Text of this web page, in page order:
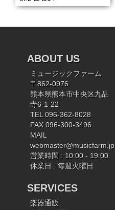
ABOUT US
ミュージックファーム
〒862-0976
熊本県熊本市中央区九品
寺6-1-22
TEL 096-362-8028
FAX 096-300-3496
MAIL
webmaster@musicfarm.jp
営業時間 : 10:00 - 19:00
休業日 : 毎週火曜日
SERVICES
楽器通販